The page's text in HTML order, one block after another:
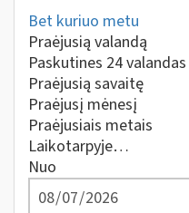
Bet kuriuo metu
Praėjusią valandą
Paskutines 24 valandas
Praėjusią savaitę
Praėjusį mėnesį
Praėjusiais metais
Laikotarpyje…
Nuo